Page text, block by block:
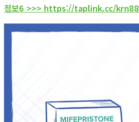
정보6 >>> https://taplink.cc/krn88